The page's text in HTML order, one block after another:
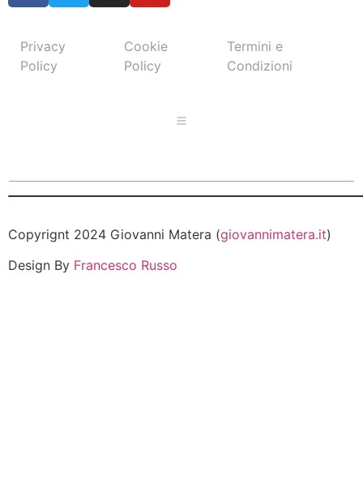
Privacy
Policy
Cookie
Policy
Termini e
Condizioni
Copyrignt 2024 Giovanni Matera (giovannimatera.it)
Design By Francesco Russo